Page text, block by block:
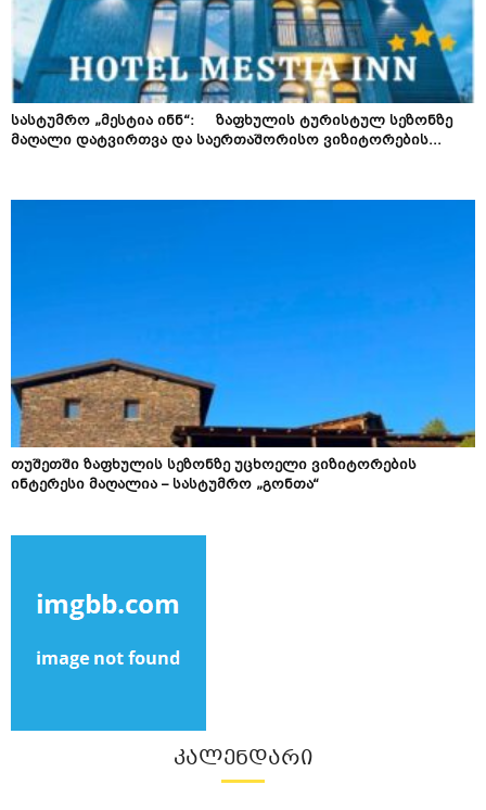
სასტუმრო „მესტია ინნ“: ზაფხულის ტურისტულ სეზონზე
მაღალი დატვირთვა და საერთაშორისო ვიზიტორების...
თუშეთში ზაფხულის სეზონზე უცხოელი ვიზიტორების
ინტერესი მაღალია – სასტუმრო „გონთა“
ᲙᲐᲚᲔᲜᲓᲐᲠᲘ